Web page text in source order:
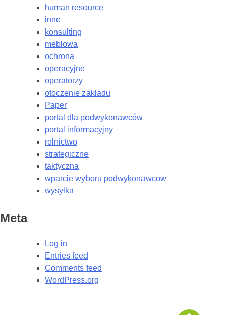
human resource
inne
konsulting
meblowa
ochrona
operacyjne
operatorzy
otoczenie zakładu
Paper
portal dla podwykonawców
portal informacyjny
rolnictwo
strategiczne
taktyczna
wparcie wyboru podwykonawcow
wysyłka
Meta
Log in
Entries feed
Comments feed
WordPress.org